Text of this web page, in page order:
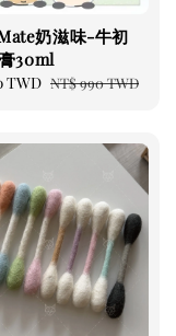
加入購物車
奶滋味-牛初
30ml
TWD Regular
NT$ 990 TWD